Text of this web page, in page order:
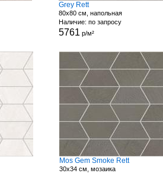
Grey Rett
80x80 см, напольная
Наличие: по запросу
5761 р/м²
Mos Gem Smoke Rett
30x34 см, мозаика